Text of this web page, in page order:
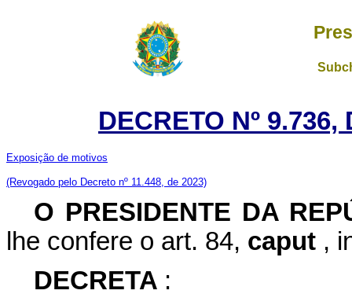
DECRETO Nº
Exposição de motivos
(Revogado pelo Decreto nº 11.448, de 2023)
O PRESIDENTE DA
lhe confere o art. 84, caput ,
DECRETA :